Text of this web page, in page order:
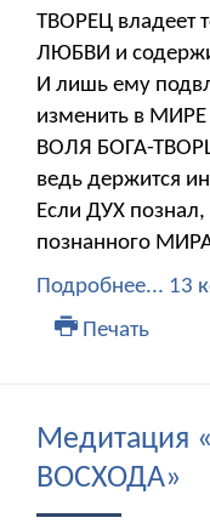
ТВОРЕЦ владеет
ЛЮБВИ и
И лишь ему
изменить в
ВОЛЯ БОГА-
ведь держится
Если ДУХ
познанного
Подробнее... 13
Печать
Медитация
ВОСХОДА»